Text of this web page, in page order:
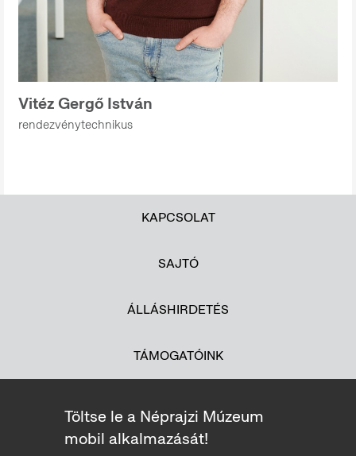
Vitéz Gergő István
rendezvénytechnikus
KAPCSOLAT
SAJTÓ
ÁLLÁSHIRDETÉS
TÁMOGATÓINK
Töltse le a Néprajzi Múzeum
mobil alkalmazását!